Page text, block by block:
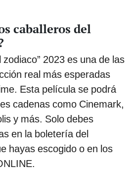
caballeros del
2023 es una de las
real más esperadas
Esta película se podrá
cadenas como Cinemark,
y más. Solo debes
en la boletería del
hayas escogido o en los